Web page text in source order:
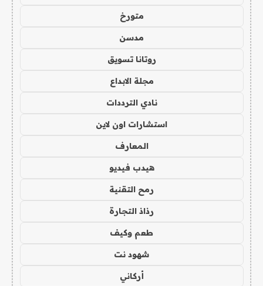
متورخ
مدسن
روتانا تسويق
مجلة الابداع
نادي الترددات
استشارات اون لاين
المعارف
هيدب فيديو
رمح التقنية
رذاذ التجارة
طعم وكيف
شهود نت
أركاني